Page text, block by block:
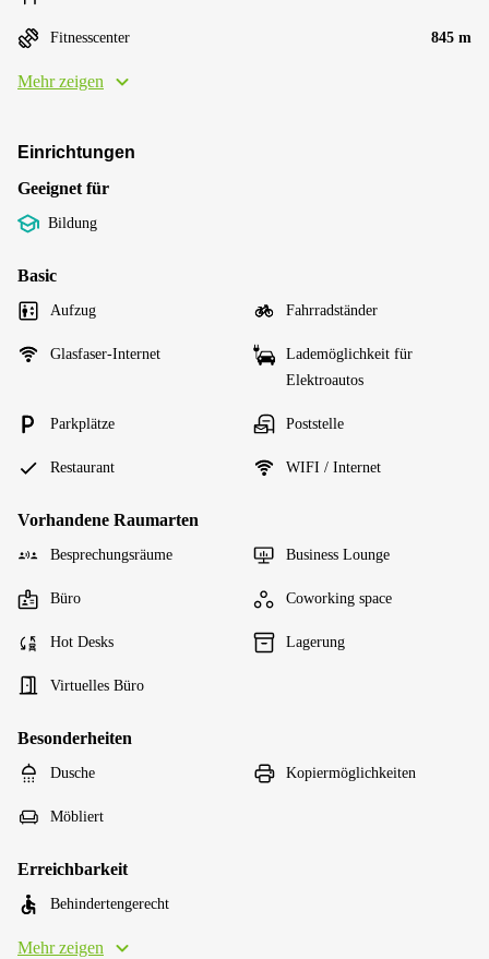
Fitnesscenter 845 m
Mehr zeigen
Einrichtungen
Geeignet für
Bildung
Basic
Aufzug Fahrradständer
Glasfaser-Internet
Lademöglichkeit für
Elektroautos
Parkplätze Poststelle
Restaurant WIFI / Internet
Vorhandene Raumarten
Besprechungsräume Business Lounge
Büro Coworking space
Hot Desks Lagerung
Virtuelles Büro
Besonderheiten
Dusche Kopiermöglichkeiten
Möbliert
Erreichbarkeit
Behindertengerecht
Mehr zeigen